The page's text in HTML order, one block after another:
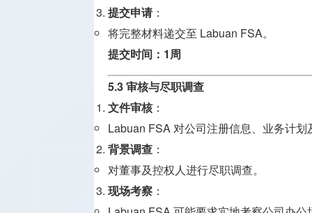
提交申请：
将完整材料递交至 Labuan FSA。
提交时间：1周
5.3 审核与尽职调查
文件审核：
Labuan FSA 对公司注册信息、业务计
背景调查 ：
对董事及控权人进行尽职调查。
现场考察 ：